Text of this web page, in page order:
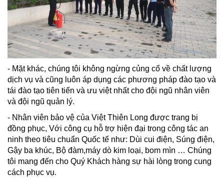
- Mặt khác, chúng tôi không ngừng củng cố về chất lượng
dịch vụ và cũng luôn áp dụng các phương pháp đào tạo và
tái đào tạo tiên tiến và ưu việt nhất cho đội ngũ nhân viên
và đội ngũ quản lý.
- Nhân viên bảo vệ của Việt Thiên Long được trang bị
đồng phục, Với công cụ hỗ trợ hiện đại trong công tác an
ninh theo tiêu chuẩn Quốc tế như: Dùi cui điện, Súng điện,
Gậy ba khúc, Bộ đàm,máy dò kim loại, bom mìn … Chúng
tôi mang đến cho Quý Khách hàng sự hài lòng trong cung
cách phục vụ.